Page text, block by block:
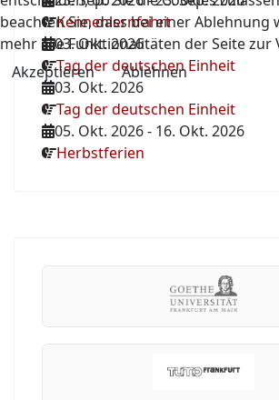
Kennenlernfahrt
03. Okt. 2026
Tag der deutschen Einheit
03. Okt. 2026
Tag der deutschen Einheit
05. Okt. 2026- 16. Okt. 2026
Herbstferien
beachten Sie, dass bei einer
mehr alle Funktionalitäten der Seite zur
Akzeptieren
Ablehnen